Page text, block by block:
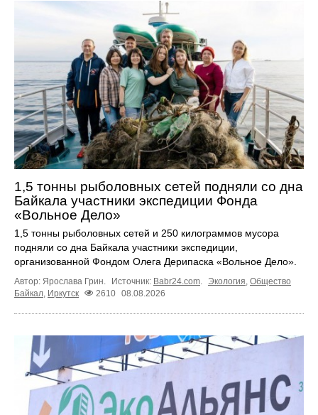
1,5 тонны рыболовных сетей подняли со дна
Байкала участники экспедиции Фонда
«Вольное Дело»
1,5 тонны рыболовных сетей и 250 килограммов мусора
подняли со дна Байкала участники экспедиции,
организованной Фондом Олега Дерипаска «Вольное Дело».
Автор: Ярослава Грин. Источник: Babr24.com. Экология, Общество
Байкал, Иркутск 2610 08.08.2026